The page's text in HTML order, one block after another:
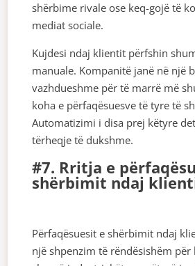
shërbime rivale ose keq-gojë të
mediat sociale.
Kujdesi ndaj klientit përfshin
manuale. Kompanitë janë në një
vazhdueshme për të marrë më
koha e përfaqësuesve të tyre të
Automatizimi i disa prej këtyre
tërheqje të dukshme.
#7. Rritja e
shërbimit ndaj
Përfaqësuesit e shërbimit ndaj
një shpenzim të rëndësishëm për